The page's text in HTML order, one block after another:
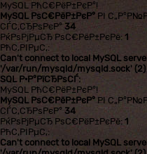
MySQL РћС€РёР±РєР°!
MySQL РѕС€РёР±РєР° РІ
СЃС‚СЂРѕРєР° 34
РќРѕРјРµСЂ РѕС€РёР±РєРё: 1
РћС‚РІРµС‚:
Can't connect to local MySQL
'/var/run/mysqld/mysqld.sock' (2)
SQL Р·Р°РїСЂРѕСЃ:
MySQL РћС€РёР±РєР°!
MySQL РѕС€РёР±РєР° РІ
СЃС‚СЂРѕРєР° 34
РќРѕРјРµСЂ РѕС€РёР±РєРё: 1
РћС‚РІРµС‚:
Can't connect to local MySQL